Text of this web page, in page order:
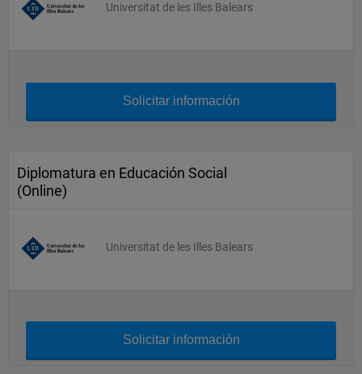
Universitat de les Illes Balears
Solicitar información
Diplomatura en Educación Social
(Online)
Universitat de les Illes Balears
Solicitar información